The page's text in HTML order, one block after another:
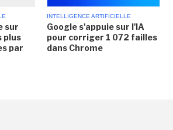
sur
plus
par
INTELLIGENCE ARTIFICIELLE
Google s'appuie sur l'IA
pour corriger 1 072 failles
dans Chrome